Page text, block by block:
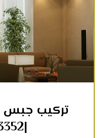
تركيب جبس
|0566713352